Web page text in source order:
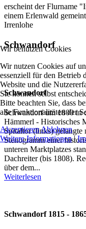
erscheint der Flurname
einem Erlenwald
Irrenlohe
Schwandorf
Schwandorf
Schwandorf um 1800 in
Hämmerl - Historisches
Spitaltor (links) gelangte
Stenogramm einer
unteren Marktplatzes
Dachreiter (bis 1808).
über dem...
Weiterlesen
Schwandorf 1815 -
Wir benutzen Cookies
Wir nutzen Cookies auf
essenziell für den Betrieb
Website und die
Sie können selbst
Bitte beachten Sie, dass
alle Funktionalitäten der
AkzeptierenAblehnen
Weitere Informationen|